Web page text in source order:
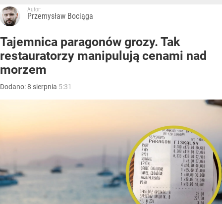
Autor:
Przemysław Bociąga
Tajemnica paragonów grozy. Tak
restauratorzy manipulują cenami nad
morzem
Dodano:8 sierpnia 5:31